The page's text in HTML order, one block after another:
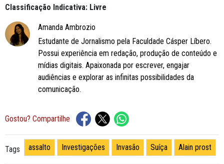
Classificação Indicativa: Livre
Amanda Ambrozio
Estudante de Jornalismo pela Faculdade Cásper Líbero.
Possui experiência em redação, produção de conteúdo e
mídias digitais. Apaixonada por escrever, engajar
audiências e explorar as infinitas possibilidades da
comunicação.
Gostou? Compartilhe
Tags assalto Investigações Invasão Suíça Alain prost